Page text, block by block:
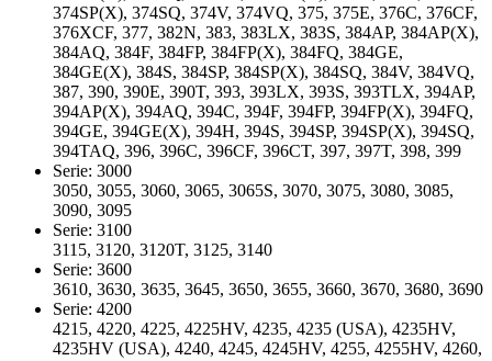
374SP(X), 374SQ, 374V, 374VQ, 375, 375E, 376C, 376CF,
376XCF, 377, 382N, 383, 383LX, 383S, 384AP, 384AP(X),
384AQ, 384F, 384FP, 384FP(X), 384FQ, 384GE,
384GE(X), 384S, 384SP, 384SP(X), 384SQ, 384V, 384VQ,
387, 390, 390E, 390T, 393, 393LX, 393S, 393TLX, 394AP,
394AP(X), 394AQ, 394C, 394F, 394FP, 394FP(X), 394FQ,
394GE, 394GE(X), 394H, 394S, 394SP, 394SP(X), 394SQ,
394TAQ, 396, 396C, 396CF, 396CT, 397, 397T, 398, 399
Serie: 3000
3050, 3055, 3060, 3065, 3065S, 3070, 3075, 3080, 3085,
3090, 3095
Serie: 3100
3115, 3120, 3120T, 3125, 3140
Serie: 3600
3610, 3630, 3635, 3645, 3650, 3655, 3660, 3670, 3680, 3690
Serie: 4200
4215, 4220, 4225, 4225HV, 4235, 4235 (USA), 4235HV,
4235HV (USA), 4240, 4245, 4245HV, 4255, 4255HV, 4260,